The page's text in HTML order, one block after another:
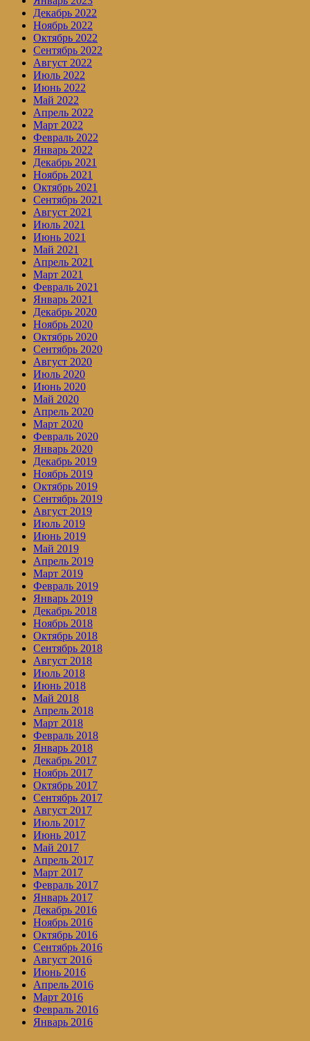
Декабрь 2022
Ноябрь 2022
Октябрь 2022
Сентябрь 2022
Август 2022
Июль 2022
Июнь 2022
Май 2022
Апрель 2022
Март 2022
Февраль 2022
Январь 2022
Декабрь 2021
Ноябрь 2021
Октябрь 2021
Сентябрь 2021
Август 2021
Июль 2021
Июнь 2021
Май 2021
Апрель 2021
Март 2021
Февраль 2021
Январь 2021
Декабрь 2020
Ноябрь 2020
Октябрь 2020
Сентябрь 2020
Август 2020
Июль 2020
Июнь 2020
Май 2020
Апрель 2020
Март 2020
Февраль 2020
Январь 2020
Декабрь 2019
Ноябрь 2019
Октябрь 2019
Сентябрь 2019
Август 2019
Июль 2019
Июнь 2019
Май 2019
Апрель 2019
Март 2019
Февраль 2019
Январь 2019
Декабрь 2018
Ноябрь 2018
Октябрь 2018
Сентябрь 2018
Август 2018
Июль 2018
Июнь 2018
Май 2018
Апрель 2018
Март 2018
Февраль 2018
Январь 2018
Декабрь 2017
Ноябрь 2017
Октябрь 2017
Сентябрь 2017
Август 2017
Июль 2017
Июнь 2017
Май 2017
Апрель 2017
Март 2017
Февраль 2017
Январь 2017
Декабрь 2016
Ноябрь 2016
Октябрь 2016
Сентябрь 2016
Август 2016
Июнь 2016
Апрель 2016
Март 2016
Февраль 2016
Январь 2016